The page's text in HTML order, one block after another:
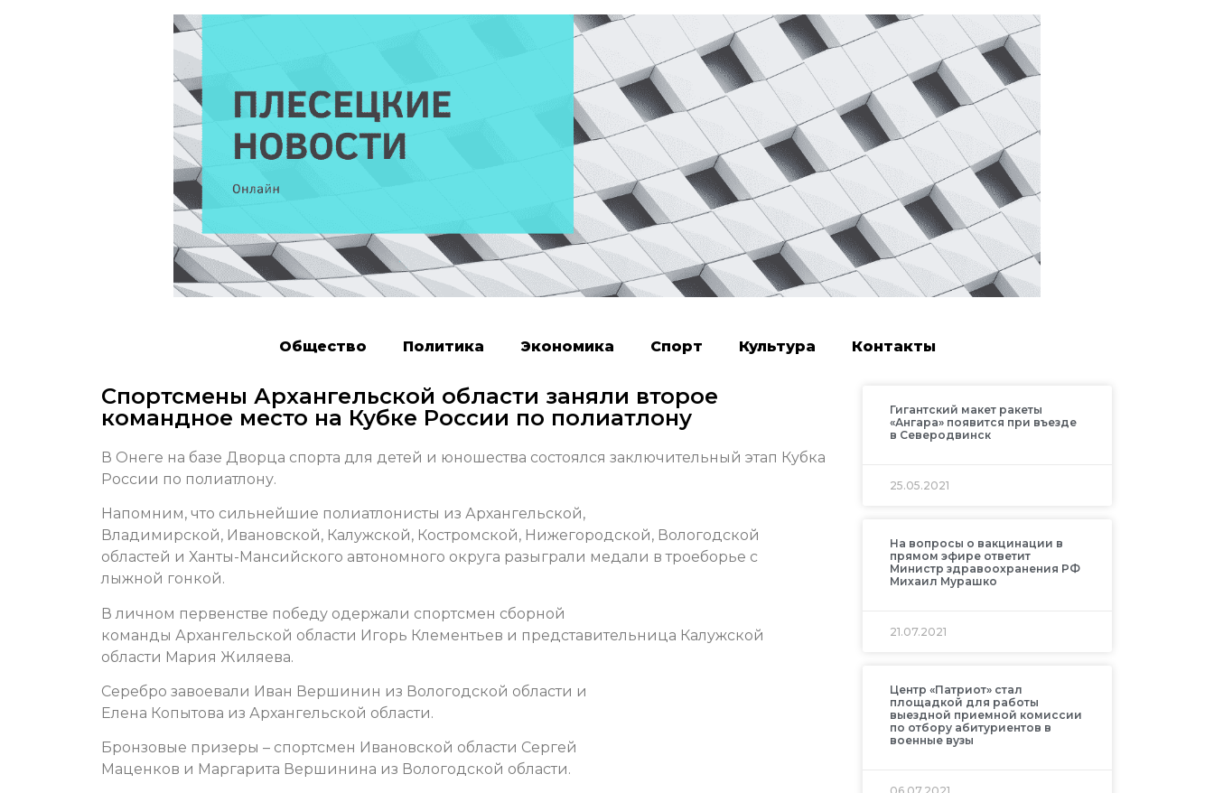
Общество Политика Экономика Спорт Культура Контакты
Спортсмены Архангельской области заняли второе
командное место на Кубке России по полиатлону
В Онеге на базе Дворца спорта для детей и юношества состоялся заключительный этап Кубка
России по полиатлону.
Напомним, что сильнейшие полиатлонисты из Архангельской,
Владимирской, Ивановской, Калужской, Костромской, Нижегородской, Вологодской
областей и Ханты-Мансийского автономного округа разыграли медали в троеборье с
лыжной гонкой.
В личном первенстве победу одержали спортсмен сборной
команды Архангельской области Игорь Клементьев и представительница Калужской
области Мария Жиляева.
Серебро завоевали Иван Вершинин из Вологодской области и
Елена Копытова из Архангельской области.
Бронзовые призеры – спортсмен Ивановской области Сергей
Маценков и Маргарита Вершинина из Вологодской области.
Гигантский макет ракеты
«Ангара» появится при въезде
в Северодвинск
25.05.2021
На вопросы о вакцинации в
прямом эфире ответит
Министр здравоохранения РФ
Михаил Мурашко
21.07.2021
Центр «Патриот» стал
площадкой для работы
выездной приемной комиссии
по отбору абитуриентов в
военные вузы